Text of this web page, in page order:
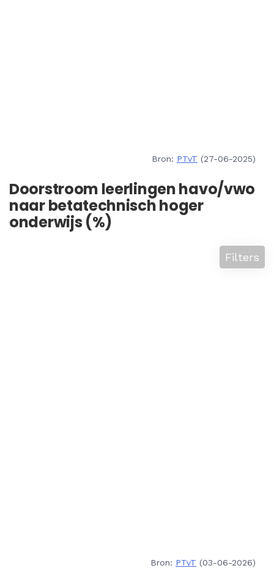
Bron: PTvT (27-06-2025)
Doorstroom leerlingen havo/vwo
naar betatechnisch hoger
onderwijs (%)
Filters
Bron: PTvT (03-06-2026)